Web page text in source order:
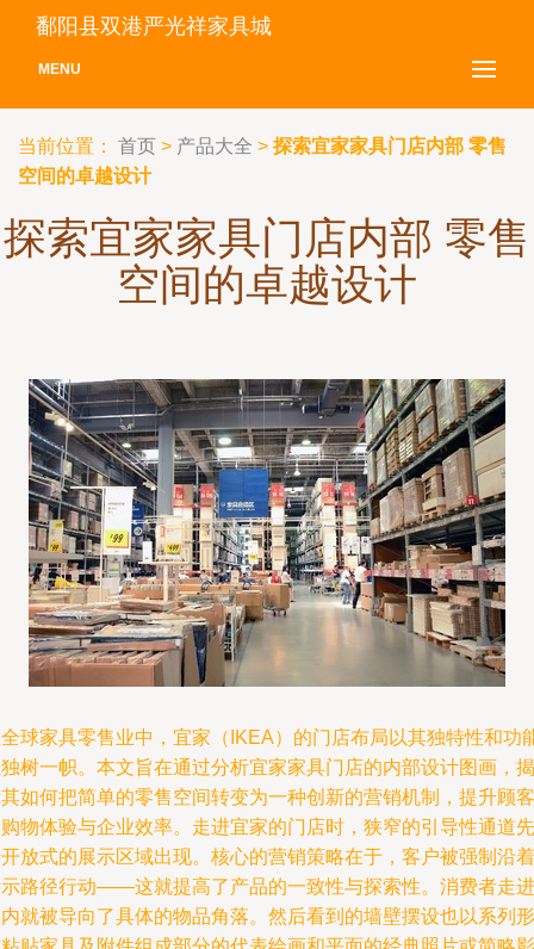
鄱阳县双港严光祥家具城
MENU
当前位置： 首页 > 产品大全 > 探索宜家家具门店内部 零售
空间的卓越设计
探索宜家家具门店内部 零售
空间的卓越设计
球家具零售业中，宜家（IKEA）的门店布局以其独特性和功
树一帜。本文旨在通过分析宜家家具门店的内部设计图画，揭
如何把简单的零售空间转变为一种创新的营销机制，提升顾客
物体验与企业效率。走进宜家的门店时，狭窄的引导性通道先
放式的展示区域出现。核心的营销策略在于，客户被强制沿着
路径行动——这就提高了产品的一致性与探索性。消费者走进
就被导向了具体的物品角落。然后看到的墙壁摆设也以系列形